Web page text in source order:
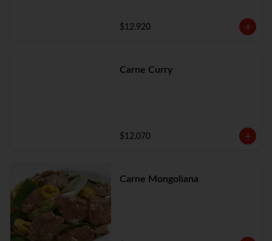
$12.920
Carne Curry
$12.070
Carne Mongoliana